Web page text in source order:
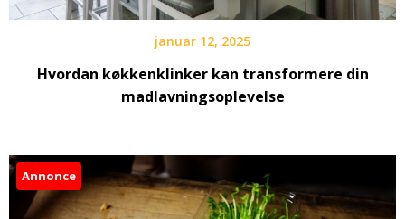
januar 12, 2025
Hvordan køkkenklinker kan transformere din
madlavningsoplevelse
Annonce